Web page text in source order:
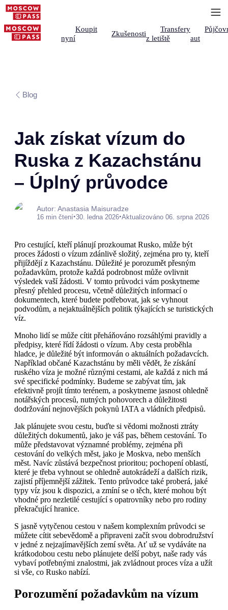
Koupit
nyní
Zkušenosti
Transfery
z letiště
aut
Blog
Jak získat vízum do
Ruska z Kazachstánu
– Úplný průvodce
Autor: Anastasia Maisuradze
16 min čtení•30. ledna 2026•Aktualizováno 06. srpna 2026
Pro cestující, kteří plánují prozkoumat Rusko, může být
proces žádosti o vízum zdánlivě složitý, zejména pro ty, kteří
přijíždějí z Kazachstánu. Důležité je porozumět přesným
požadavkům, protože každá podrobnost může ovlivnit
výsledek vaší žádosti. V tomto průvodci vám poskytneme
přesný přehled procesu, včetně důležitých informací o
dokumentech, které budete potřebovat, jak se vyhnout
podvodům, a nejaktuálnějších politik týkajících se turistických
víz.
Mnoho lidí se může cítit přeháňováno rozsáhlými pravidly a
předpisy, které řídí žádosti o vízum. Aby cesta proběhla
hladce, je důležité být informován o aktuálních požadavcích.
Například občané Kazachstánu by měli vědět, že získání
ruského víza je možné různými cestami, ale každá z nich má
své specifické podmínky. Budeme se zabývat tím, jak
efektivně projít tímto terénem, a poskytneme jasnost ohledně
notářských procesů, nutných pohovorech a důležitosti
dodržování nejnovějších pokynů IATA a vládních předpisů.
Jak plánujete svou cestu, buďte si vědomi možnosti ztráty
důležitých dokumentů, jako je váš pas, během cestování. To
může představovat významné problémy, zejména při
cestování do velkých měst, jako je Moskva, nebo menších
měst. Navíc zůstává bezpečnost prioritou; pochopení oblastí,
které je třeba vyhnout se ohledně autokrádeží a dalších rizik,
zajistí příjemnější zážitek. Tento průvodce také proberá, jaké
typy víz jsou k dispozici, a zmíní se o těch, které mohou být
vhodné pro nezletilé cestující s opatrovníky nebo pro rodiny
překračující hranice.
S jasně vytyčenou cestou v našem komplexním průvodci se
můžete cítit sebevědomě a připraveni začít svou dobrodružství
v jedné z nejzajímavějších zemí světa. Ať už se vydáváte na
krátkodobou cestu nebo plánujete delší pobyt, naše rady vás
vybaví potřebnými znalostmi, jak zvládnout proces víza a užít
si vše, co Rusko nabízí.
Porozumění požadavkům na vízum